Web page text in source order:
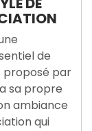
de
proposé par
sa propre
ambiance
qui